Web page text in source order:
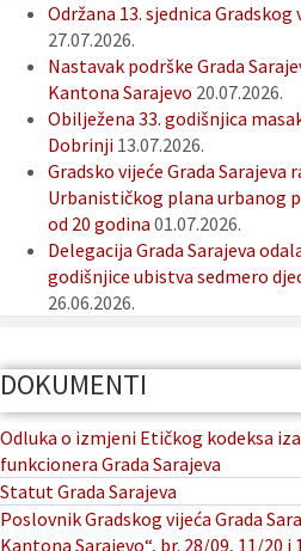
Održana 13. sjednica Gradskog
27.07.2026.
Nastavak podrške Grada
Kantona Sarajevo 20.07.2026.
Obilježena 33. godišnjica
Dobrinji 13.07.2026.
Gradsko vijeće Grada
Urbanističkog plana urbanog
od 20 godina 01.07.2026.
Delegacija Grada Sarajeva
godišnjice ubistva sedmero
26.06.2026.
DOKUMENTI
Odluka o izmjeni Etičkog kodeksa
funkcionera Grada Sarajeva
Statut Grada Sarajeva
Poslovnik Gradskog vijeća Grada
Kantona Sarajevo“, br. 28/09, 11/20 i